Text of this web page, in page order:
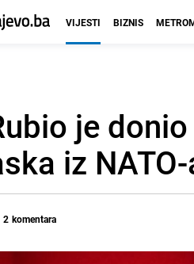
VIJESTI BIZNIS
je
iz
2 komentara